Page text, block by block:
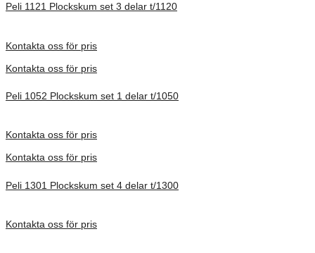
Peli 1121 Plockskum set 3 delar t/1120
Kontakta oss för pris
Kontakta oss för pris
Peli 1052 Plockskum set 1 delar t/1050
Kontakta oss för pris
Kontakta oss för pris
Peli 1301 Plockskum set 4 delar t/1300
Kontakta oss för pris